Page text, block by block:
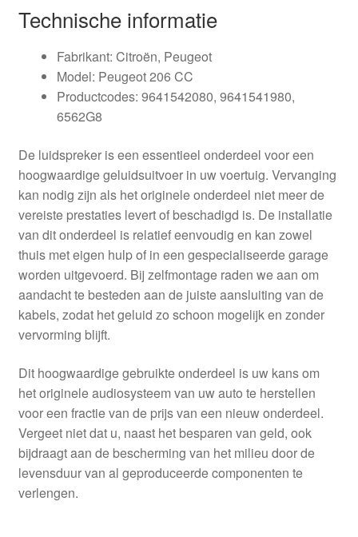
Technische informatie
Fabrikant: Citroën, Peugeot
Model: Peugeot 206 CC
Productcodes: 9641542080, 9641541980,
6562G8
De luidspreker is een essentieel onderdeel voor een
hoogwaardige geluidsuitvoer in uw voertuig. Vervanging
kan nodig zijn als het originele onderdeel niet meer de
vereiste prestaties levert of beschadigd is. De installatie
van dit onderdeel is relatief eenvoudig en kan zowel
thuis met eigen hulp of in een gespecialiseerde garage
worden uitgevoerd. Bij zelfmontage raden we aan om
aandacht te besteden aan de juiste aansluiting van de
kabels, zodat het geluid zo schoon mogelijk en zonder
vervorming blijft.
Dit hoogwaardige gebruikte onderdeel is uw kans om
het originele audiosysteem van uw auto te herstellen
voor een fractie van de prijs van een nieuw onderdeel.
Vergeet niet dat u, naast het besparen van geld, ook
bijdraagt aan de bescherming van het milieu door de
levensduur van al geproduceerde componenten te
verlengen.